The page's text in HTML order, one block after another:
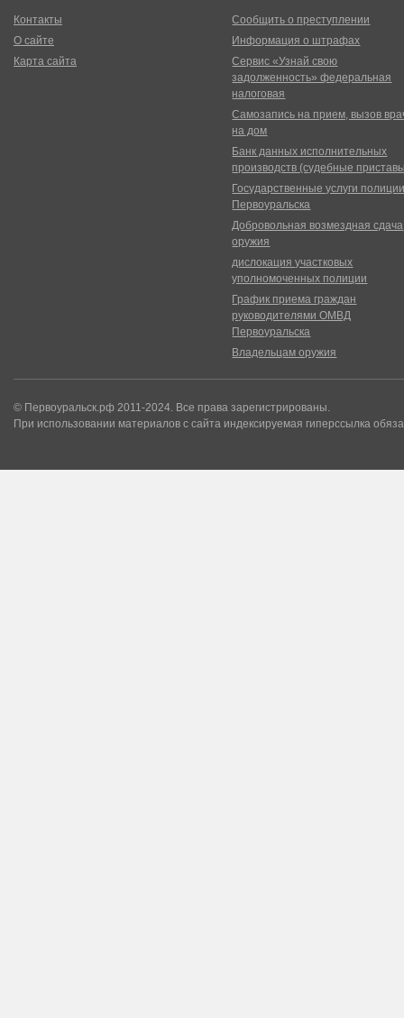
Контакты
О сайте
Карта сайта
Сообщить о преступлении
Информация о штрафах
Сервис «Узнай свою
задолженность» федеральная
налоговая
Самозапись на прием, вызов
на дом
Банк данных исполнительных
производств (судебные
Государственные услуги
Первоуральска
Добровольная возмездная сдача
оружия
дислокация участковых
уполномоченных полиции
График приема граждан
руководителями ОМВД
Первоуральска
Владельцам оружия
© Первоуральск.рф 2011-2024. Все права зарегистрированы.
При использовании материалов с сайта индексируемая гиперссылка